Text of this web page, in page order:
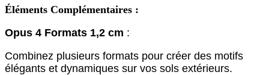
Éléments Complémentaires :
Opus 4 Formats 1,2 cm :
Combinez plusieurs formats pour créer des motifs
élégants et dynamiques sur vos sols extérieurs.